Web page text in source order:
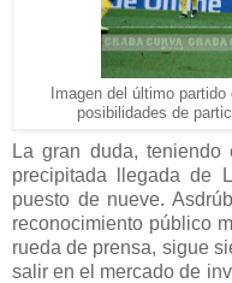
Imagen del último
posibilidades de
La gran duda,
precipitada llegada de
puesto de nueve.
reconocimiento público
rueda de prensa, sigue
salir en el mercado de